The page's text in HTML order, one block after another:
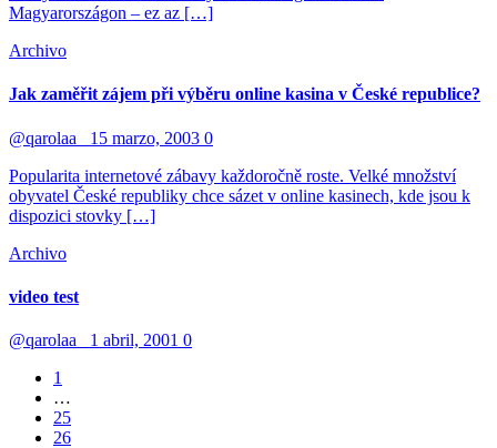
Magyarországon – ez az […]
Archivo
Jak zaměřit zájem při výběru online kasina v České republice?
@qarolaa_ 15 marzo, 2003 0
Popularita internetové zábavy každoročně roste. Velké množství
obyvatel České republiky chce sázet v online kasinech, kde jsou k
dispozici stovky […]
Archivo
video test
@qarolaa_ 1 abril, 2001 0
1
…
25
26